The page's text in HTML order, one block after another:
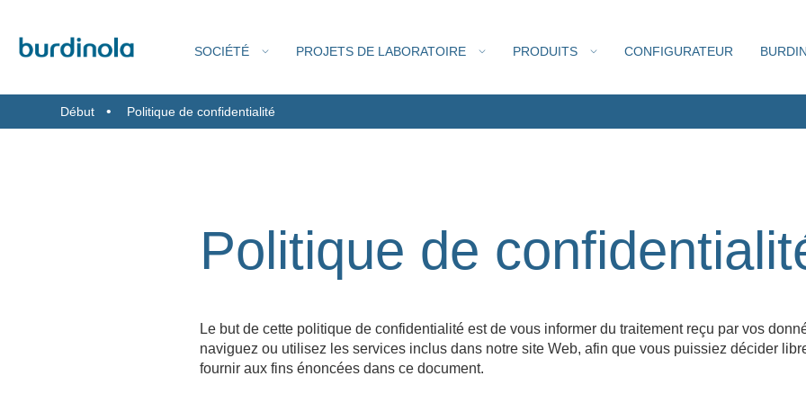
SOCIÉTÉ
BURDINOLA
PROJETS DE LABORATOIRE PRODUITS
SORBONNE
API CHAMBER
PAILLASSES
SYSTÈMES DE
SERVICE
CONFIGURATEUR
Début Politique de confidentialité
Politique de
Le but de cette politique de confidentialité est de vous informer du traitement reçu par vos
naviguez ou utilisez les services inclus dans notre site Web, afin que vous puissiez décider
fournir aux fins énoncées dans ce document.